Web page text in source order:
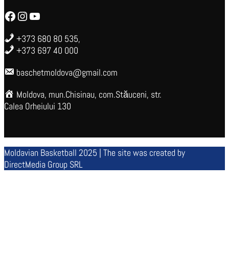
Facebook Instagram YouTube
+373 680 80 535,
+373 697 40 000
baschetmoldova@gmail.com
Moldova, mun.Chisinau, com.Stăuceni, str.
Calea Orheiului 130
Moldavian Basketball 2025 | The site was created by
DirectMedia Group SRL